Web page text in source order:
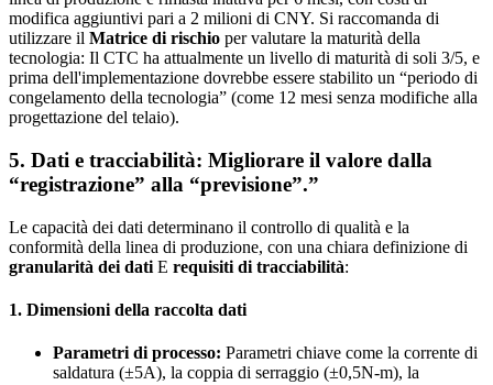
modifica aggiuntivi pari a 2 milioni di CNY. Si raccomanda di
utilizzare il Matrice di rischio per valutare la maturità della
tecnologia: Il CTC ha attualmente un livello di maturità di soli 3/5, e
prima dell'implementazione dovrebbe essere stabilito un “periodo di
congelamento della tecnologia” (come 12 mesi senza modifiche alla
progettazione del telaio).
5. Dati e tracciabilità: Migliorare il valore dalla
“registrazione” alla “previsione”.”
Le capacità dei dati determinano il controllo di qualità e la
conformità della linea di produzione, con una chiara definizione di
granularità dei dati E requisiti di tracciabilità:
1. Dimensioni della raccolta dati
Parametri di processo: Parametri chiave come la corrente di
saldatura (±5A), la coppia di serraggio (±0,5N-m), la